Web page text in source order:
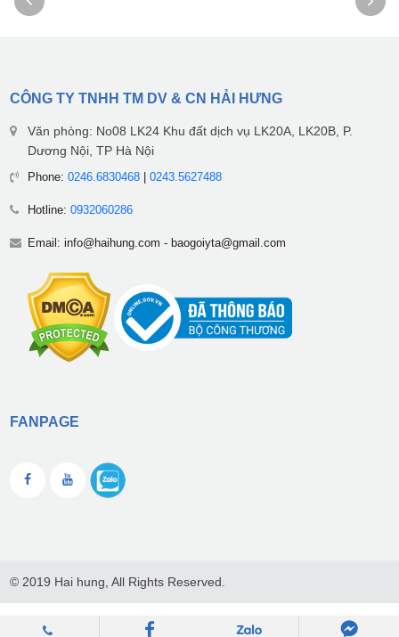
CÔNG TY TNHH TM DV & CN HẢI HƯNG
Văn phòng: No08 LK24 Khu đất dịch vụ LK20A, LK20B, P.
Dương Nội, TP Hà Nội
Phone: 0246.6830468| 0243.5627488
Hotline: 0932060286
Email: info@haihung.com - baogoiyta@gmail.com
FANPAGE
© 2019 Hai hung, All Rights Reserved.